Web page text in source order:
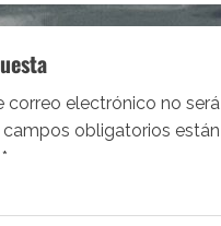
correo electrónico no será
campos obligatorios están
*